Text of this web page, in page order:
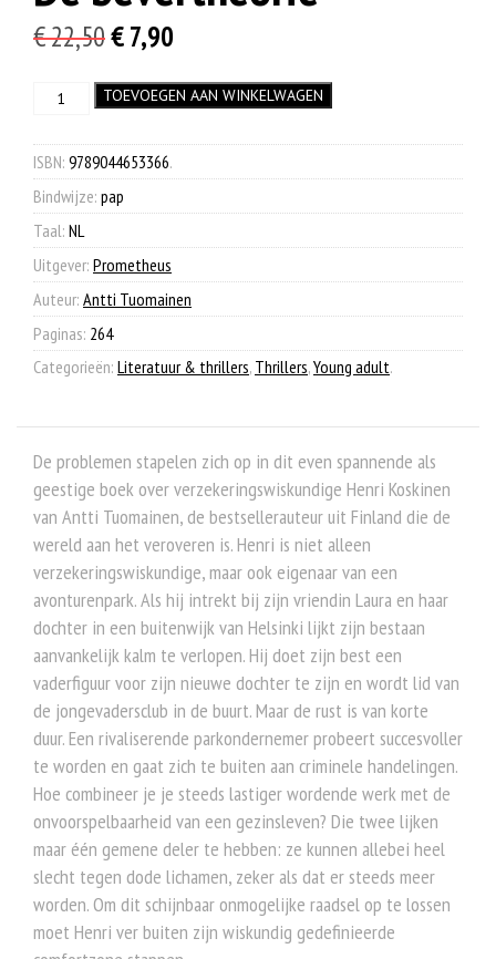
€22,50Oorspronkelijke
was:
€ 22,50.
€7,90
is:
€ 7,90.
bevertheorie
TOEVOEGEN AAN WINKELWAGEN
ISBN: 9789044653366.
Bindwijze: pap
Taal: NL
Uitgever: Prometheus
Auteur: Antti Tuomainen
Paginas: 264
Categorieën: Literatuur & thrillers, Thrillers,Young adult.
De problemen stapelen zich op in dit even spannende als
geestige boek over verzekeringswiskundige Henri Koskinen
van Antti Tuomainen, de bestsellerauteur uit Finland die de
wereld aan het veroveren is. Henri is niet alleen
verzekeringswiskundige, maar ook eigenaar van een
avonturenpark. Als hij intrekt bij zijn vriendin Laura en haar
dochter in een buitenwijk van Helsinki lijkt zijn bestaan
aanvankelijk kalm te verlopen. Hij doet zijn best een
vaderfiguur voor zijn nieuwe dochter te zijn en wordt lid van
de jongevadersclub in de buurt. Maar de rust is van korte
duur. Een rivaliserende parkondernemer probeert succesvoller
te worden en gaat zich te buiten aan criminele handelingen.
Hoe combineer je je steeds lastiger wordende werk met de
onvoorspelbaarheid van een gezinsleven? Die twee lijken
maar één gemene deler te hebben: ze kunnen allebei heel
slecht tegen dode lichamen, zeker als dat er steeds meer
worden. Om dit schijnbaar onmogelijke raadsel op te lossen
moet Henri ver buiten zijn wiskundig gedefinieerde